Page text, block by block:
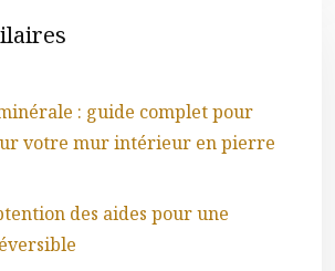
: guide complet pour
votre mur intérieur en pierre
des aides pour une